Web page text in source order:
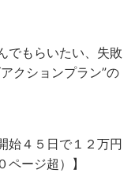
でもらいたい、失敗
クションプラン”の
始４５日で１２万円
ージ超）】